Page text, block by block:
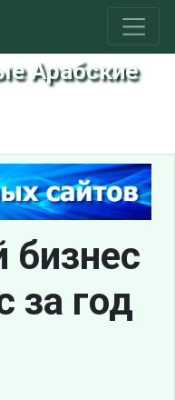
Арабские
за год